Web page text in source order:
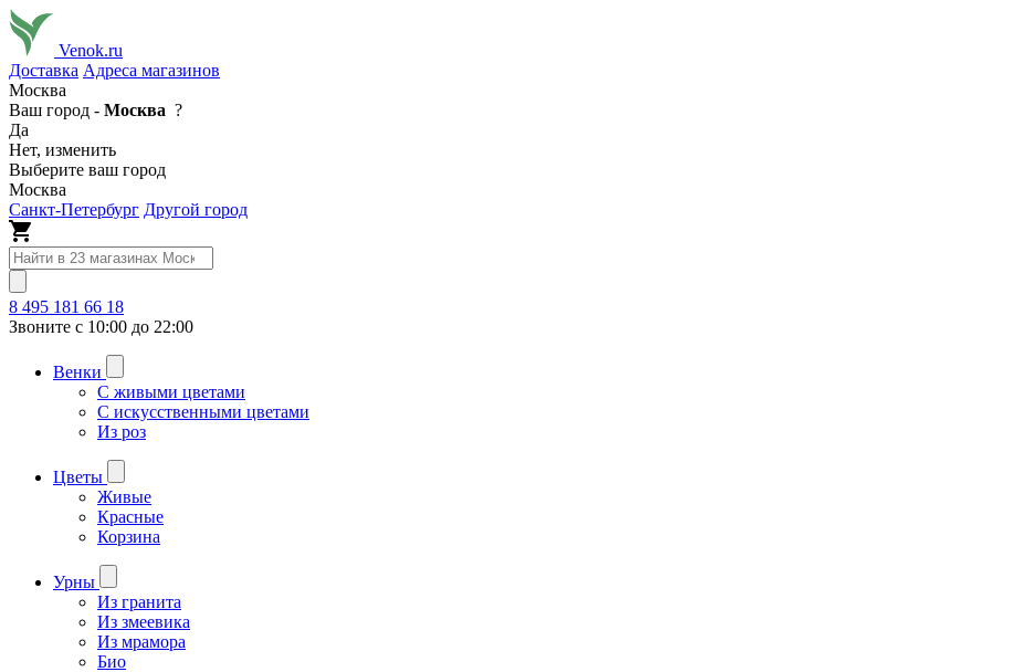
Venok.ru
Доставка Адреса магазинов
Москва
Ваш город - Москва ?
Да
Нет, изменить
Выберите ваш город
Москва
Санкт-Петербург Другой город
8 495 181 66 18
Звоните с 10:00 до 22:00
Венки
С живыми цветами
С искусственными цветами
Из роз
Цветы
Живые
Красные
Корзина
Урны
Из гранита
Из змеевика
Из мрамора
Био